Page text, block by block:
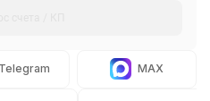
Telegram MAX